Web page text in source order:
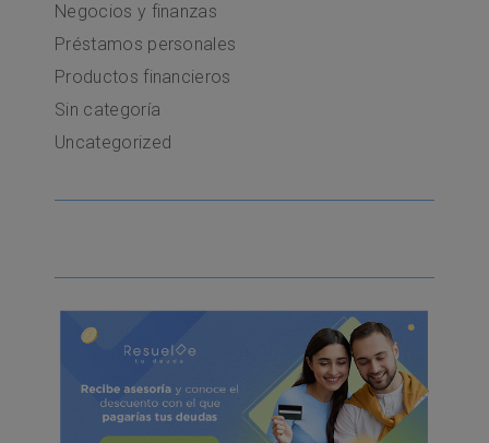
Negocios y finanzas
Préstamos personales
Productos financieros
Sin categoría
Uncategorized